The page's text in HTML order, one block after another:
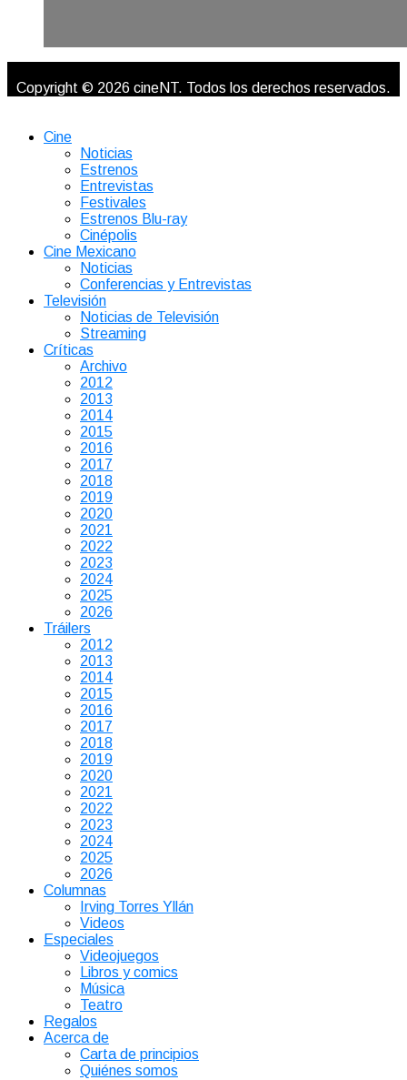
Copyright © 2026 cineNT. Todos los derechos reservados.
Cine
Noticias
Estrenos
Entrevistas
Festivales
Estrenos Blu-ray
Cinépolis
Cine Mexicano
Noticias
Conferencias y Entrevistas
Televisión
Noticias de Televisión
Streaming
Críticas
Archivo
2012
2013
2014
2015
2016
2017
2018
2019
2020
2021
2022
2023
2024
2025
2026
Tráilers
2012
2013
2014
2015
2016
2017
2018
2019
2020
2021
2022
2023
2024
2025
2026
Columnas
Irving Torres Yllán
Videos
Especiales
Videojuegos
Libros y comics
Música
Teatro
Regalos
Acerca de
Carta de principios
Quiénes somos